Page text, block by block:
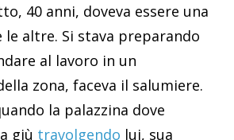
40 anni, doveva essere una
le altre. Si stava preparando
al lavoro in un
zona, faceva il salumiere.
la palazzina dove
giù travolgendo lui, sua